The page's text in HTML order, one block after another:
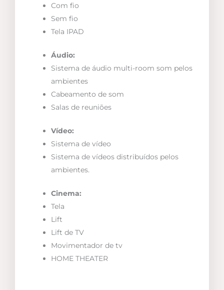
Com fio
Sem fio
Tela IPAD
Áudio:
Sistema de áudio multi-room som pelos
ambientes
Cabeamento de som
Salas de reuniões
Vídeo:
Sistema de vídeo
Sistema de vídeos distribuídos pelos
ambientes.
Cinema:
Tela
Lift
Lift de TV
Movimentador de tv
HOME THEATER